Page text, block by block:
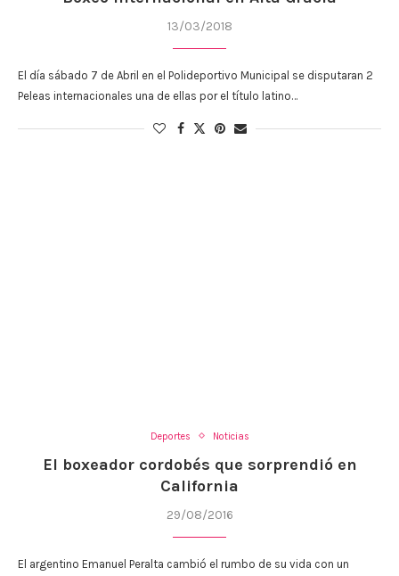
13/03/2018
El día sábado 7 de Abril en el Polideportivo Municipal se disputaran 2
Peleas internacionales una de ellas por el título latino…
Deportes Noticias
El boxeador cordobés que sorprendió en
California
29/08/2016
El argentino Emanuel Peralta cambió el rumbo de su vida con un